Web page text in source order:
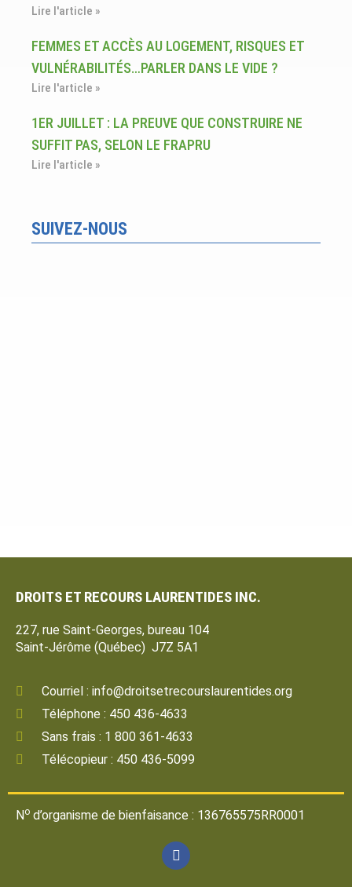
Lire l'article »
FEMMES ET ACCÈS AU LOGEMENT, RISQUES ET
VULNÉRABILITÉS…PARLER DANS LE VIDE ?
Lire l'article »
1ER JUILLET : LA PREUVE QUE CONSTRUIRE NE
SUFFIT PAS, SELON LE FRAPRU
Lire l'article »
SUIVEZ-NOUS
DROITS ET RECOURS LAURENTIDES INC.
227, rue Saint-Georges, bureau 104
Saint-Jérôme (Québec) J7Z 5A1
Courriel : info@droitsetrecourslaurentides.org
Téléphone : 450 436-4633
Sans frais : 1 800 361-4633
Télécopieur : 450 436-5099
N o d’organisme de bienfaisance : 136765575RR0001